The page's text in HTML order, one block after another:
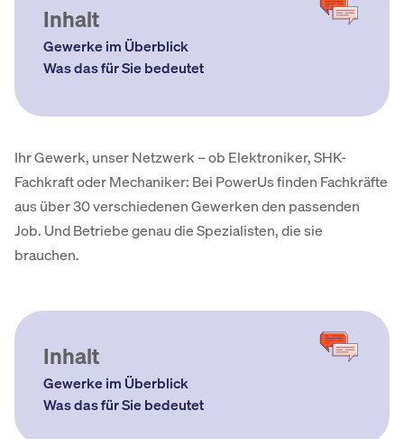
Inhalt
Gewerke im Überblick
Was das für Sie bedeutet
Ihr Gewerk, unser Netzwerk – ob Elektroniker, SHK-
Fachkraft oder Mechaniker: Bei PowerUs finden Fachkräfte
aus über 30 verschiedenen Gewerken den passenden
Job. Und Betriebe genau die Spezialisten, die sie
brauchen.
Inhalt
Gewerke im Überblick
Was das für Sie bedeutet